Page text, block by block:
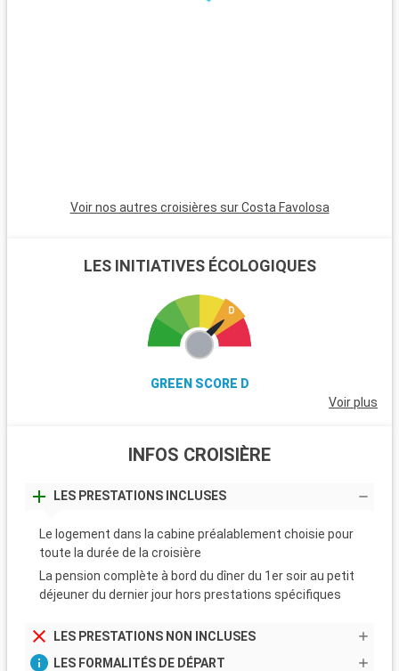
journée en famille, le Heide Park Resort, l'un des plus grands
Voir nos autres croisières sur Costa Favolosa
LES INITIATIVES ÉCOLOGIQUES
GREEN SCORE D
Voir plus
INFOS CROISIÈRE
LES PRESTATIONS INCLUSES
Le logement dans la cabine préalablement choisie pour
toute la durée de la croisière
La pension complète à bord du dîner du 1er soir au petit
déjeuner du dernier jour hors prestations spécifiques
LES PRESTATIONS NON INCLUSES
LES FORMALITÉS DE DÉPART